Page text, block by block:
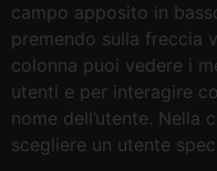
campo apposito in
premendo sulla freccia
colonna puoi vedere i
utenti e per interagire
nome dell’utente. Nella
scegliere un utente